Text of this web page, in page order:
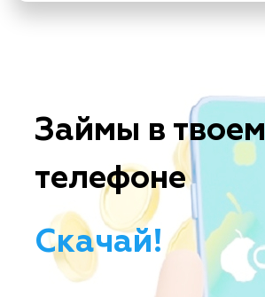
Займы в твоем
телефоне
Скачай!